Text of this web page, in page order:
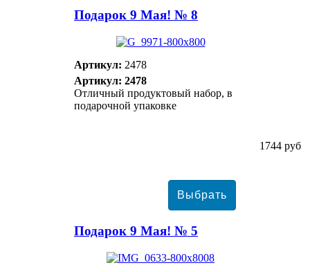
Подарок 9 Мая! № 8
Артикул: 2478
Артикул: 2478
Отличный продуктовый набор, в
подарочной упаковке
1744 руб
Подарок 9 Мая! № 5